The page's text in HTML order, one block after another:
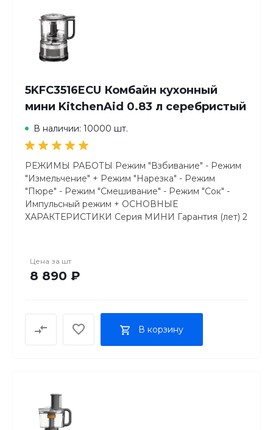
5KFC3516ECU Комбайн кухонный
мини KitchenAid 0.83 л серебристый
В наличии: 10000 шт.
РЕЖИМЫ РАБОТЫ Режим "Взбивание" - Режим
"Измельчение" + Режим "Нарезка" - Режим
"Пюре" - Режим "Смешивание" - Режим "Сок" -
Импульсный режим + ОСНОВНЫЕ
ХАРАКТЕРИСТИКИ Серия МИНИ Гарантия (лет) 2
корпуса пластик Цвет красный ПРОГРАММЫ И
ФУНКЦИИ Отверстие для ингредиентов +
электронное Документация pdf Комбайн
кухонный мини 5KFC3516 ПИТАНИЕ Тип
мин) 3450 Миним. скорость вращения (об/мин)
2450 КОМПЛЕКТАЦИЯ Венчик для взбивания -
Диск для нарезки картофеля-фри - Количество
Цена за шт
8 890 ₽
В корзину